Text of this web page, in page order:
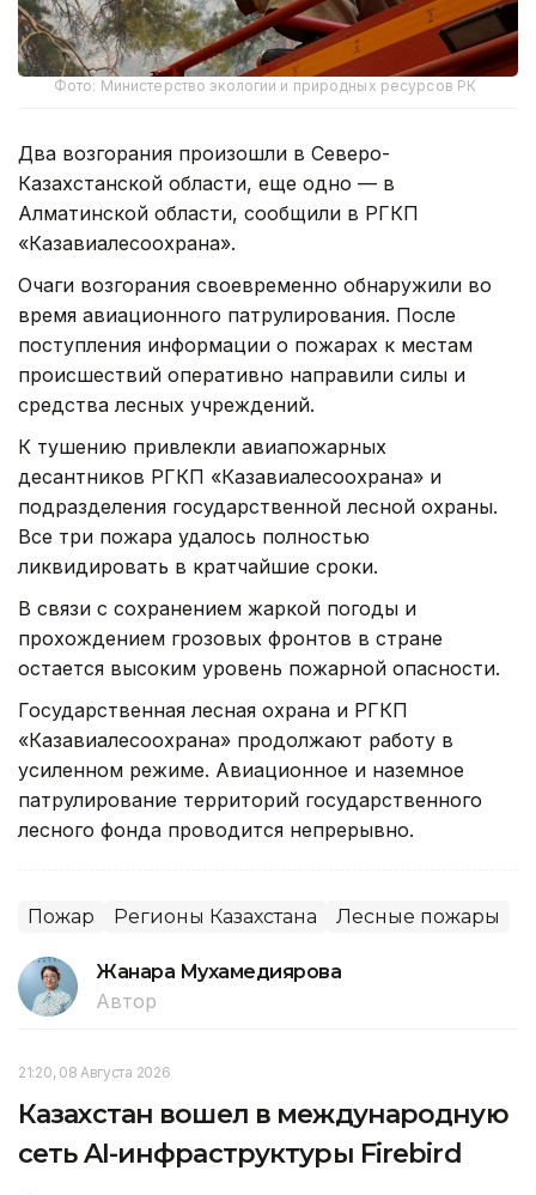
Фото: Министерство экологии и природных ресурсов РК
Два возгорания произошли в Северо-
Казахстанской области, еще одно — в
Алматинской области, сообщили в РГКП
«Казавиалесоохрана».
Очаги возгорания своевременно обнаружили во
время авиационного патрулирования. После
поступления информации о пожарах к местам
происшествий оперативно направили силы и
средства лесных учреждений.
К тушению привлекли авиапожарных
десантников РГКП «Казавиалесоохрана» и
подразделения государственной лесной охраны.
Все три пожара удалось полностью
ликвидировать в кратчайшие сроки.
В связи с сохранением жаркой погоды и
прохождением грозовых фронтов в стране
остается высоким уровень пожарной опасности.
Государственная лесная охрана и РГКП
«Казавиалесоохрана» продолжают работу в
усиленном режиме. Авиационное и наземное
патрулирование территорий государственного
лесного фонда проводится непрерывно.
Пожар Регионы Казахстана Лесные пожары
Жанара Мухамедиярова
Автор
21:20, 08 Августа 2026
Казахстан вошел в международную
сеть AI-инфраструктуры Firebird